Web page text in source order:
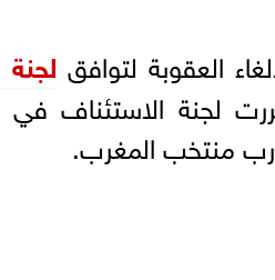
العقوبة لتوافق
لجنة الاستئناف في
منتخب المغرب.